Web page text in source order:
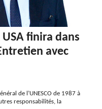
finira dans
avec
de l’UNESCO de 1987 à
responsabilités, la